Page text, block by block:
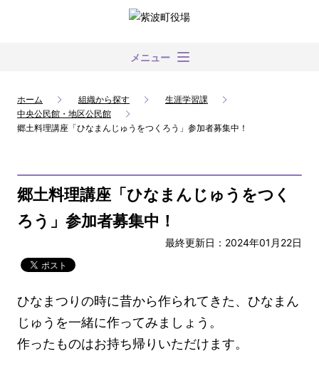
メニュー
ホーム 組織から探す
生涯学習課
中央公民館・地区公民館
郷土料理講座「ひなまんじゅうをつくろう」参加者募集中！
郷土料理講座「ひなまんじゅうをつく
ろう」参加者募集中！
最終更新日：2024年01月22日
ひなまつりの時に昔から作られてきた、ひなまん
じゅうを一緒に作ってみましょう。
作ったものはお持ち帰りいただけます。